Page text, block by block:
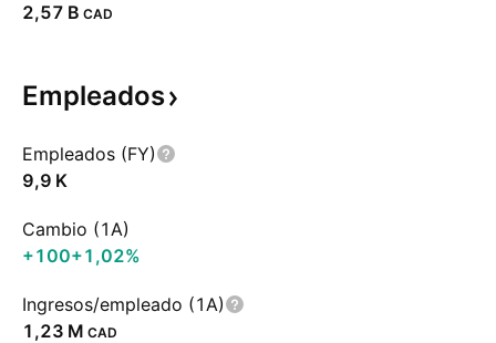
‪2,57 B‬ CAD
Empleados
Empleados (FY)
‪9,9 K‬
Cambio (1A)
+100+1,02%
Ingresos/empleado (1A)
‪1,23 M‬ CAD